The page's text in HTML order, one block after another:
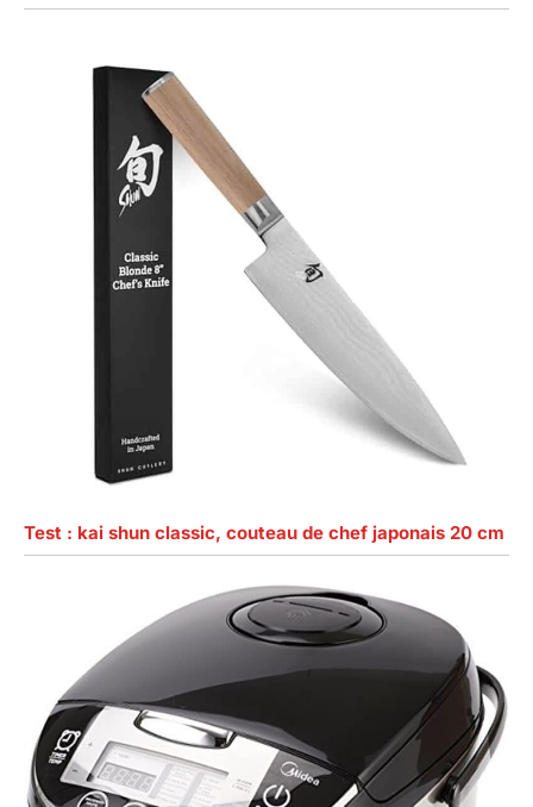
Test : kai shun classic, couteau de chef japonais 20 cm